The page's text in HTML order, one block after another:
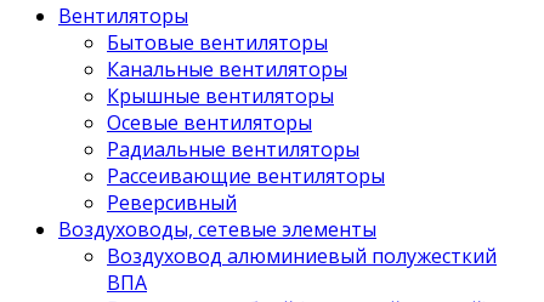
Вентиляторы
Бытовые вентиляторы
Канальные вентиляторы
Крышные вентиляторы
Осевые вентиляторы
Радиальные вентиляторы
Рассеивающие вентиляторы
Реверсивный
Воздуховоды, сетевые элементы
Воздуховод алюминиевый полужесткий
ВПА